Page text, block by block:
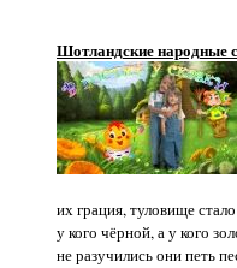
Шотландские народные
их грация, туловище
у кого чёрной, а у кого
не разучились они петь